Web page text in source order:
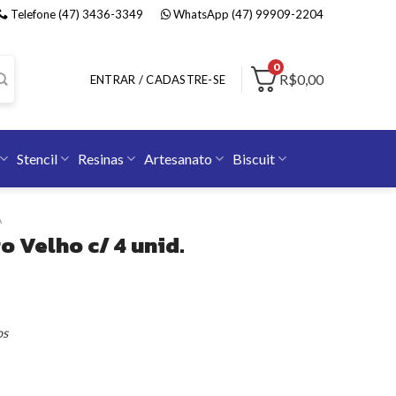
Telefone (47) 3436-3349 WhatsApp (47) 99909-2204
ENTRAR / CADASTRE-SE
0
R$0,00
Stencil Resinas Artesanato Biscuit
Velho c/ 4 unid.